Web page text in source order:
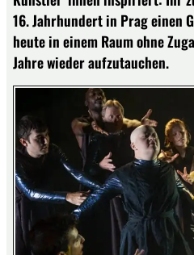
16. Jahrhundert in Prag einen
heute in einem Raum ohne
Jahre wieder aufzutauchen.